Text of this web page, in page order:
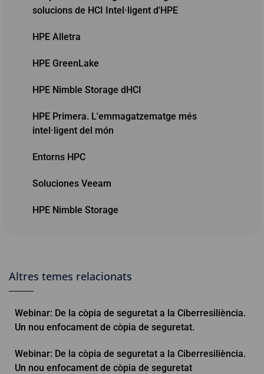
solucions de HCI Intel·ligent d'HPE
HPE Alletra
HPE GreenLake
HPE Nimble Storage dHCI
HPE Primera. L'emmagatzematge més
intel·ligent del món
Entorns HPC
Soluciones Veeam
HPE Nimble Storage
Altres temes relacionats
Webinar: De la còpia de seguretat a la Ciberresiliència.
Un nou enfocament de còpia de seguretat.
Webinar: De la còpia de seguretat a la Ciberresiliència.
Un nou enfocament de còpia de seguretat